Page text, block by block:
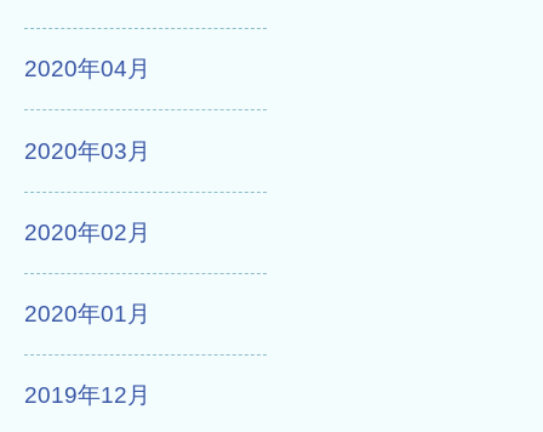
2020年04月
2020年03月
2020年02月
2020年01月
2019年12月